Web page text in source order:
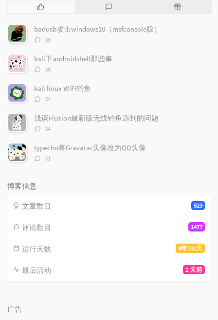
热
文
章
随
badusb攻击windows10（msfconsole版）
评
数：
39
kali下androidshell那些事
评
数：
36
kali linux WiFi钓鱼
评
数：
34
浅谈Fluxion最新版无线钓鱼遇到的问题
评
数：
34
typecho将Gravatar头像改为QQ头像
评
31
博客信息
523
文章数目
1477
评论数目
9年192天
运行天数
2 天前
最后活动
广告